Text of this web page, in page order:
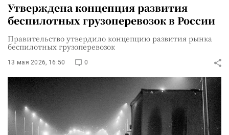
Утверждена концепция развития
беспилотных грузоперевозок в России
Правительство утвердило концепцию развития рынка
беспилотных грузоперевозок
13 мая 2026, 16:50 0